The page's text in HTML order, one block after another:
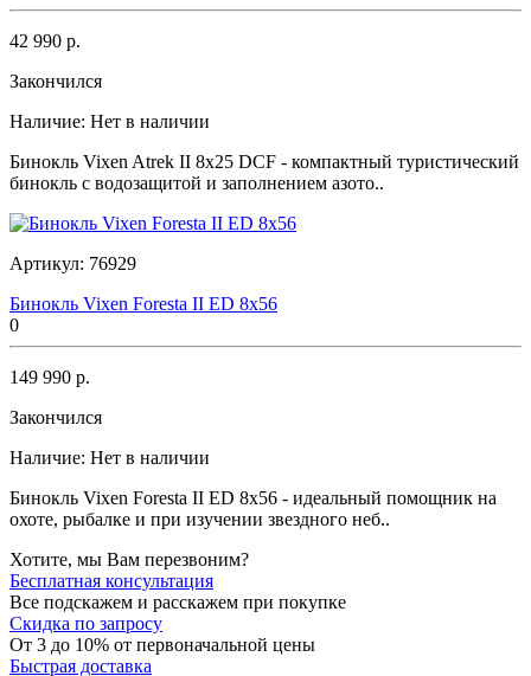
42 990 р.
Закончился
Наличие: Нет в наличии
Бинокль Vixen Atrek II 8x25 DCF - компактный туристический
бинокль с водозащитой и заполнением азото..
Артикул: 76929
Бинокль Vixen Foresta II ED 8x56
0
149 990 р.
Закончился
Наличие: Нет в наличии
Бинокль Vixen Foresta II ED 8x56 - идеальный помощник на
охоте, рыбалке и при изучении звездного неб..
Хотите, мы Вам перезвоним?
Бесплатная консультация
Все подскажем и расскажем при покупке
Скидка по запросу
От 3 до 10% от первоначальной цены
Быстрая доставка